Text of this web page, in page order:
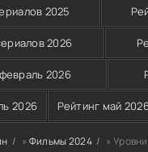
2025
2026
2026
2026 Рейтинг май
» Фильмы 2024 »